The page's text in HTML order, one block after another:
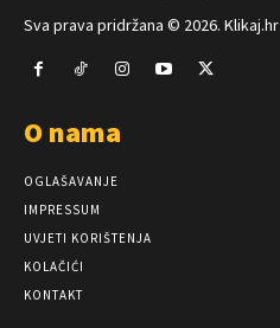
Sva prava pridržana © 2026. Klikaj.hr
O nama
OGLAŠAVANJE
IMPRESSUM
UVJETI KORIŠTENJA
KOLAČIĆI
KONTAKT